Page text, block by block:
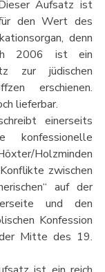
Aufsatz ist
den Wert des
denn
2006 ist ein
zur jüdischen
erschienen.
lieferbar.
einerseits
Holzminden
zwischen
auf der
und den
Konfession
Mitte des 19.